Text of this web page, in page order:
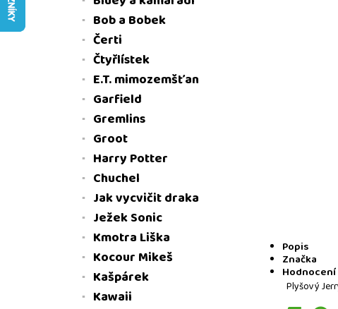
Popis
Značka
Hodnocení
Plyšový
Bob a Bobek
Čerti
Čtyřlístek
E.T. mimozemšťan
Garfield
Gremlins
Groot
Harry Potter
Chuchel
Jak vycvičit draka
Ježek Sonic
Kmotra Liška
Kocour Mikeš
Kašpárek
Kawaii